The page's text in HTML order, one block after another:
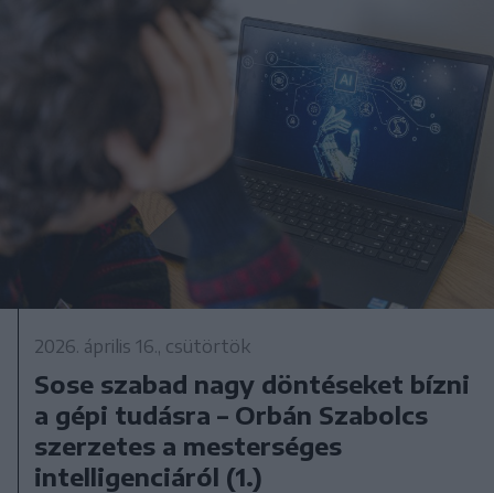
2026. április 16., csütörtök
Sose szabad nagy döntéseket bízni
a gépi tudásra – Orbán Szabolcs
szerzetes a mesterséges
intelligenciáról (1.)